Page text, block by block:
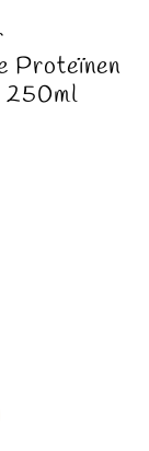
Proteïnen
250ml